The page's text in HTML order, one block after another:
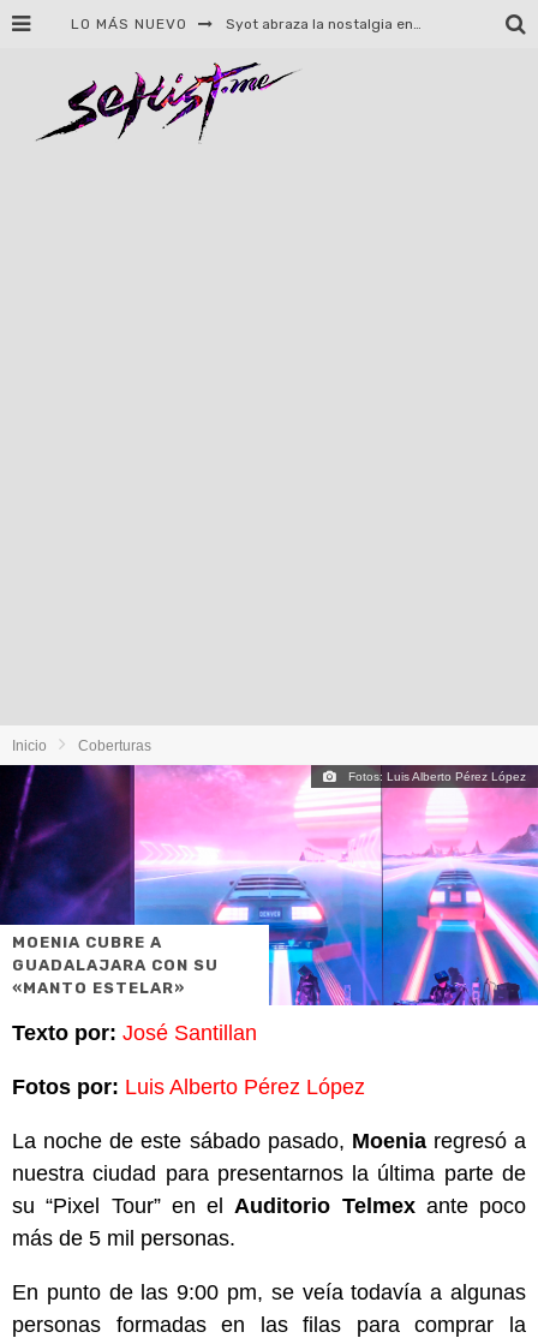
LO MÁS NUEVO Helloween celebrará 40 años de historia con conciertos en Ciudad de México y Guadalajara
Inicio Coberturas
Fotos: Luis Alberto Pérez López
MOENIA CUBRE A
GUADALAJARA CON SU
«MANTO ESTELAR»
Texto por: José Santillan
Fotos por: Luis Alberto Pérez López
La noche de este sábado pasado, Moeniaregresó a
nuestra ciudad para presentarnos la última parte de
su “Pixel Tour” en elAuditorio Telmexante poco
más de 5 mil personas.
En punto de las 9:00 pm, se veía todavía a algunas
personas formadas en las filas para comprar la